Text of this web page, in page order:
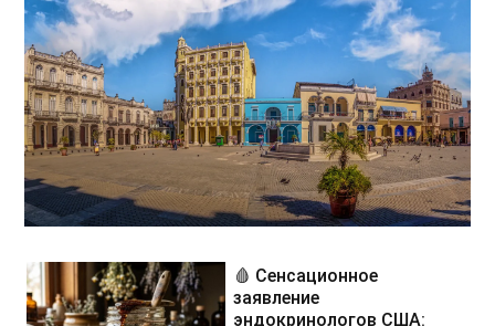
🩸 Сенсационное
заявление
эндокринологов США: